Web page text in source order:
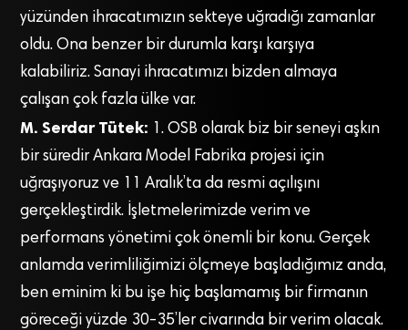
yüzünden ihracatımızın sekteye uğradığı zamanlar
oldu. Ona benzer bir durumla karşı karşıya
kalabiliriz. Sanayi ihracatımızı bizden almaya
çalışan çok fazla ülke var.
M. Serdar Tütek: 1. OSB olarak biz bir seneyi aşkın
bir süredir Ankara Model Fabrika projesi için
uğraşıyoruz ve 11 Aralık’ta da resmi açılışını
gerçekleştirdik. İşletmelerimizde verim ve
performans yönetimi çok önemli bir konu. Gerçek
anlamda verimliliğimizi ölçmeye başladığımız anda,
ben eminim ki bu işe hiç başlamamış bir firmanın
göreceği yüzde 30-35’ler civarında bir verim olacak.